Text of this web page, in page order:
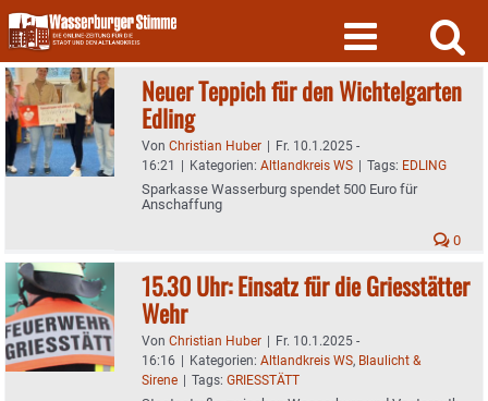
Skip
to
content
Neuer Teppich für den Wichtelgarten
Edling
Von Christian Huber | Fr. 10.1.2025 -
16:21 | Kategorien: Altlandkreis WS | Tags: EDLING
Sparkasse Wasserburg spendet 500 Euro für
Anschaffung
0
15.30 Uhr: Einsatz für die Griesstätter
Wehr
Von Christian Huber | Fr. 10.1.2025 -
16:16 | Kategorien: Altlandkreis WS, Blaulicht &
Sirene | Tags: GRIESSTÄTT